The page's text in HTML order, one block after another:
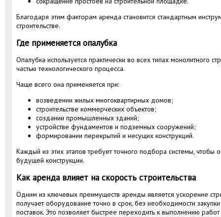
Благодаря этим факторам аренда становится стандартным
строительстве.
Где применяется опалубка
Опалубка используется практически во всех типах монолитного
частью технологического процесса.
Чаще всего она применяется при:
возведении жилых многоквартирных домов;
строительстве коммерческих объектов;
создании промышленных зданий;
устройстве фундаментов и подземных сооружений;
формировании перекрытий и несущих конструкций.
Каждый из этих этапов требует точного подбора системы, чтобы
будущей конструкции.
Как аренда влияет на скорость строительства
Одним из ключевых преимуществ аренды является ускорение
получает оборудование точно в срок, без необходимости
поставок. Это позволяет быстрее переходить к выполнению работ